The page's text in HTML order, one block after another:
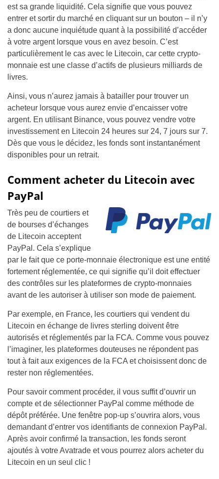
est sa grande liquidité. Cela signifie que vous pouvez
entrer et sortir du marché en cliquant sur un bouton – il n’y
a donc aucune inquiétude quant à la possibilité d’accéder
à votre argent lorsque vous en avez besoin. C’est
particulièrement le cas avec le Litecoin, car cette crypto-
monnaie est une classe d’actifs de plusieurs milliards de
livres.
Ainsi, vous n’aurez jamais à batailler pour trouver un
acheteur lorsque vous aurez envie d’encaisser votre
argent. En utilisant Binance, vous pouvez vendre votre
investissement en Litecoin 24 heures sur 24, 7 jours sur 7.
Dès que vous le décidez, les fonds sont instantanément
disponibles pour un retrait.
Comment acheter du Litecoin avec
PayPal
Très peu de courtiers et
de bourses d’échanges
de Litecoin acceptent
PayPal. Cela s’explique
par le fait que ce porte-monnaie électronique est une entité
fortement réglementée, ce qui signifie qu’il doit effectuer
des contrôles sur les plateformes de crypto-monnaies
avant de les autoriser à utiliser son mode de paiement.
Par exemple, en France, les courtiers qui vendent du
Litecoin en échange de livres sterling doivent être
autorisés et réglementés par la FCA. Comme vous pouvez
l’imaginer, les plateformes douteuses ne répondent pas
tout à fait aux exigences de la FCA et choisissent donc de
rester non réglementées.
Pour savoir comment procéder, il vous suffit d’ouvrir un
compte et de sélectionner PayPal comme méthode de
dépôt préférée. Une fenêtre pop-up s’ouvrira alors, vous
demandant d’entrer vos identifiants de connexion PayPal.
Après avoir confirmé la transaction, les fonds seront
ajoutés à votre Avatrade et vous pourrez alors acheter du
Litecoin en un seul clic !